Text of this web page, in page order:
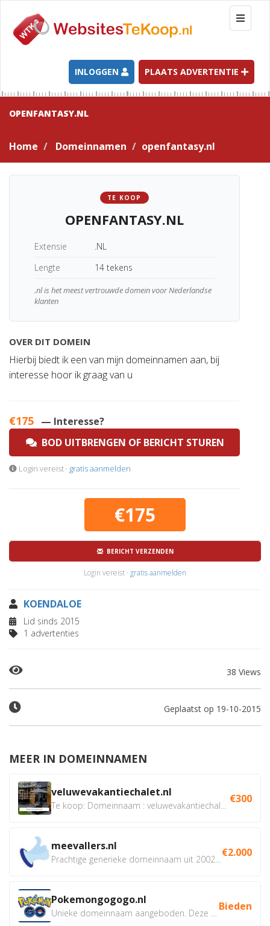
T
o
g
l
e
n
a
t
INLOGGEN PLAATS ADVERTENTIE
OPENFANTASY.NL
Home Domeinnamen openfantasy.nl
TE KOOP
OPENFANTASY.NL
Extensie
.NL
Lengte
14 tekens
.nl is het meest vertrouwde domein voor Nederlandse
klanten
OVER DIT DOMEIN
Hierbij biedt ik een van mijn domeinnamen aan, bij
interesse hoor ik graag van u
€175 — Interesse?
BOD UITBRENGEN OF BERICHT STUREN
Login vereist · gratis aanmelden
€175
BERICHT VERZENDEN
Login vereist · gratis aanmelden
KOENDALOE
Lid sinds 2015
1 advertenties
38 Views
Geplaatst op 19-10-2015
MEER IN DOMEINNAMEN
veluwevakantiechalet.nl €300
meevallers.nl €2.000
Pokemongogogo.nl Bieden